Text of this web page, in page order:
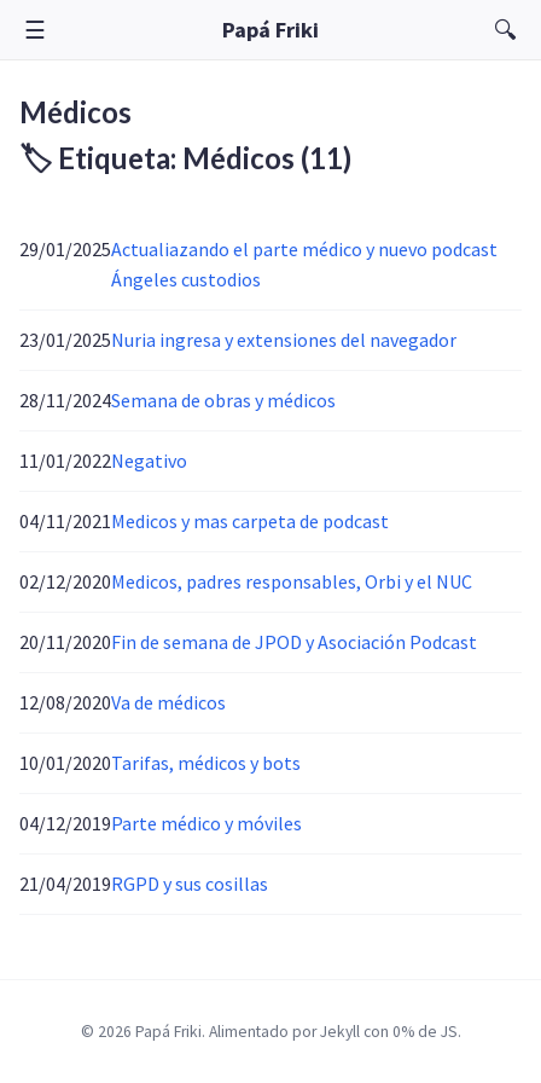
☰ Papá Friki 🔍
Médicos
🏷️ Etiqueta: Médicos (11)
29/01/2025Actualiazando el parte médico y nuevo podcast
Ángeles custodios
23/01/2025Nuria ingresa y extensiones del navegador
28/11/2024Semana de obras y médicos
11/01/2022Negativo
04/11/2021Medicos y mas carpeta de podcast
02/12/2020Medicos, padres responsables, Orbi y el NUC
20/11/2020Fin de semana de JPOD y Asociación Podcast
12/08/2020Va de médicos
10/01/2020Tarifas, médicos y bots
04/12/2019Parte médico y móviles
21/04/2019RGPD y sus cosillas
© 2026 Papá Friki. Alimentado por Jekyll con 0% de JS.